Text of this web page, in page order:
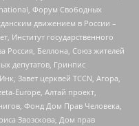
Форум Свободных
движением в России –
Институт государственного
Россия, Беллона, Союз жителей
депутатов, Гринпис
Завет церквей TCCN, Агора,
Europe, Алтай проект,
Фонд Дом Прав Человека,
Звозскова, Дом прав